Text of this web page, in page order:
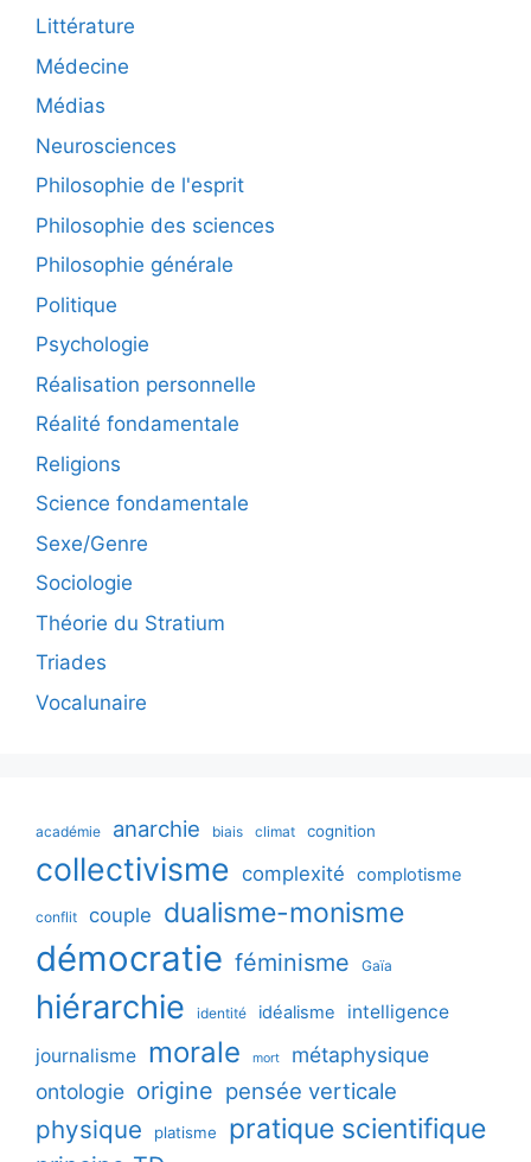
Littérature
Médecine
Médias
Neurosciences
Philosophie de l'esprit
Philosophie des sciences
Philosophie générale
Politique
Psychologie
Réalisation personnelle
Réalité fondamentale
Religions
Science fondamentale
Sexe/Genre
Sociologie
Théorie du Stratium
Triades
Vocalunaire
académie anarchie biais climat cognition
collectivisme complexité complotisme
conflit couple dualisme-monisme
démocratie féminisme Gaïa
hiérarchie identité idéalisme
intelligence
journalisme morale mort
métaphysique
ontologie origine pensée verticale
physique platisme pratique scientifique